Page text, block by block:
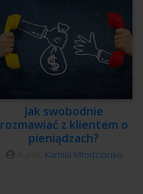
Jak swobodnie
rozmawiać z klientem o
pieniądzach?
Kamila Młodzianko